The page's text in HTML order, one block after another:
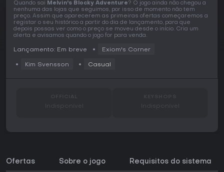
Quando sai Melvin's Blocky Adventure? O jogo ainda não chegou a
nenhuma das lojas que seguimos, por isso de momento não tem
preço. Assim que aparecerem as primeiras ofertas começaremos a
registar o seu histórico a partir do dia de lançamento, para que
depois possas ver como o preço se moveu desde o início. Cria um
alerta e avisamos quando o jogo for para venda.
Lançamento: Em breve Exiom's Corner
Kim Svensson Casual
Indisponível Indisponível
Ofertas Sobre o jogo Requisitos do sistema